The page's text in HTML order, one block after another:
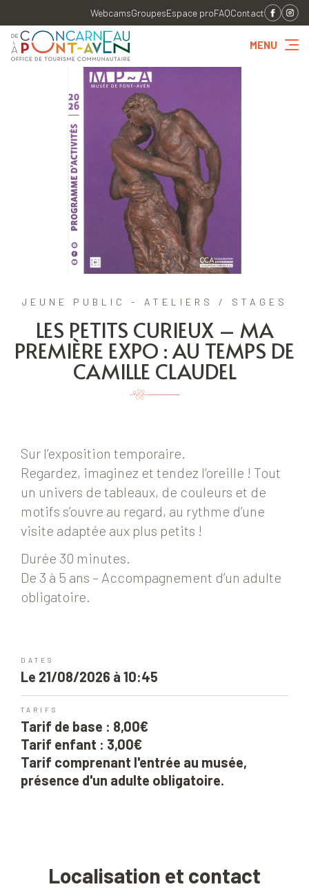
WebcamsGroupesEspace proFAQContact
MENU
JEUNE PUBLIC - ATELIERS / STAGES
LES PETITS CURIEUX – MA
PREMIÈRE EXPO : AU TEMPS DE
CAMILLE CLAUDEL
Sur l’exposition temporaire.
Regardez, imaginez et tendez l’oreille ! Tout
un univers de tableaux, de couleurs et de
motifs s’ouvre au regard, au rythme d’une
visite adaptée aux plus petits !
Durée 30 minutes.
De 3 à 5 ans – Accompagnement d’un adulte
obligatoire.
DATES
Le 21/08/2026 à 10:45
TARIFS
Tarif de base : 8,00€
Tarif enfant : 3,00€
Tarif comprenant l'entrée au musée,
présence d'un adulte obligatoire.
Localisation et contact